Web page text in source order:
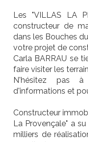
Les "VILLAS LA
constructeur de
dans les Bouches
votre projet de
Carla BARRAU se
faire visiter les
N'hésitez pas
d'informations et
Constructeur
La Provençale" a
milliers de